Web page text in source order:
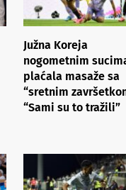
Južna Koreja
nogometnim
plaćala masaže sa
“sretnim
“Sami su to tražili”